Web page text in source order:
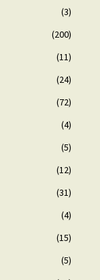
(3)
(200)
(11)
(24)
(72)
(4)
(5)
(12)
(31)
(4)
(15)
(5)